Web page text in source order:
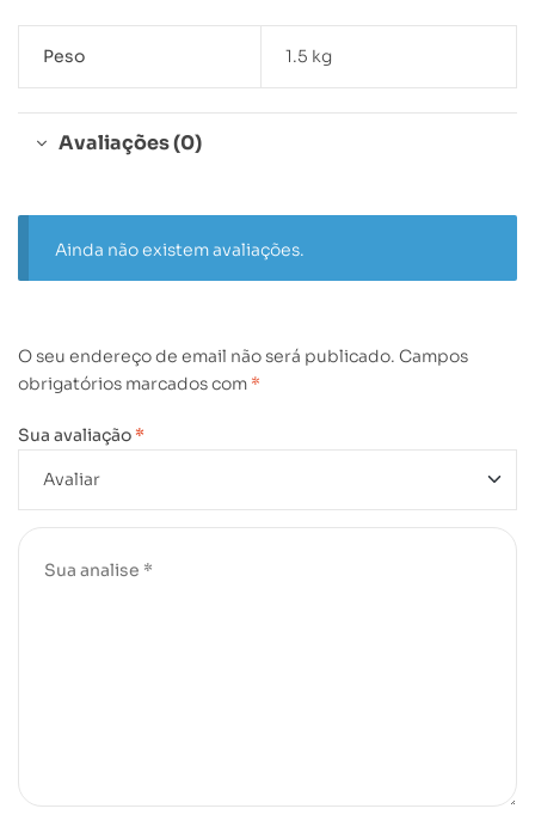
Peso 1.5 kg
Avaliações (0)
Ainda não existem avaliações.
O seu endereço de email não será publicado. Campos
obrigatórios marcados com *
Sua avaliação *